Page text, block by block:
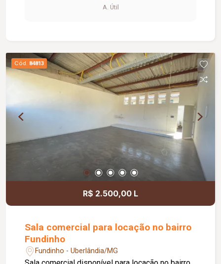
oferecendo praticidade e funcionalidade para o
banheiros feminino e masculino com
acessibilidade, controle de acesso facial, água
inclusa no condomínio, zelador e limpeza das
áreas comuns, copa, DML (Depósito de Material
de Limpeza), sistema de ronda, alarme, câmeras
de segurança e internet disponível. Como
diferencial, existe a possibilidade de ampliação
da área da sala, conforme a necessidade do
locatário. Entre em contato para mais
informações e agende uma visita.
A. Útil
Cód. 84813
R$ 2.500,00 L
Sala comercial para locação no bairro
Fundinho
Fundinho - Uberlândia/MG